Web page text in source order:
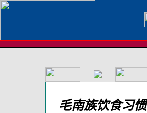
毛南族饮食习惯